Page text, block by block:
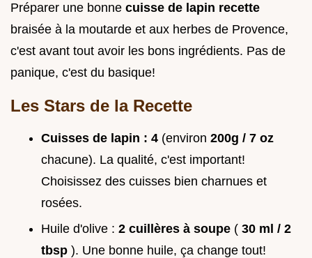
Préparer une bonne cuisse de lapin recette
braisée à la moutarde et aux herbes de Provence,
c'est avant tout avoir les bons ingrédients. Pas de
panique, c'est du basique!
Les Stars de la Recette
Cuisses de lapin : 4 (environ 200g / 7 oz
chacune). La qualité, c'est important!
Choisissez des cuisses bien charnues et
rosées.
Huile d'olive : 2 cuillères à soupe ( 30 ml / 2
tbsp ). Une bonne huile, ça change tout!